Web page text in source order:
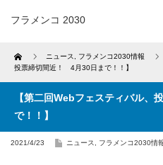
フラメンコ 2030
Home ニュース フラメンコ2030情報
投票締切間近！ 4月30日まで！！】
【第二回Webフェスティバル
で！！】
2021/4/23 ニュース フラメンコ2030情